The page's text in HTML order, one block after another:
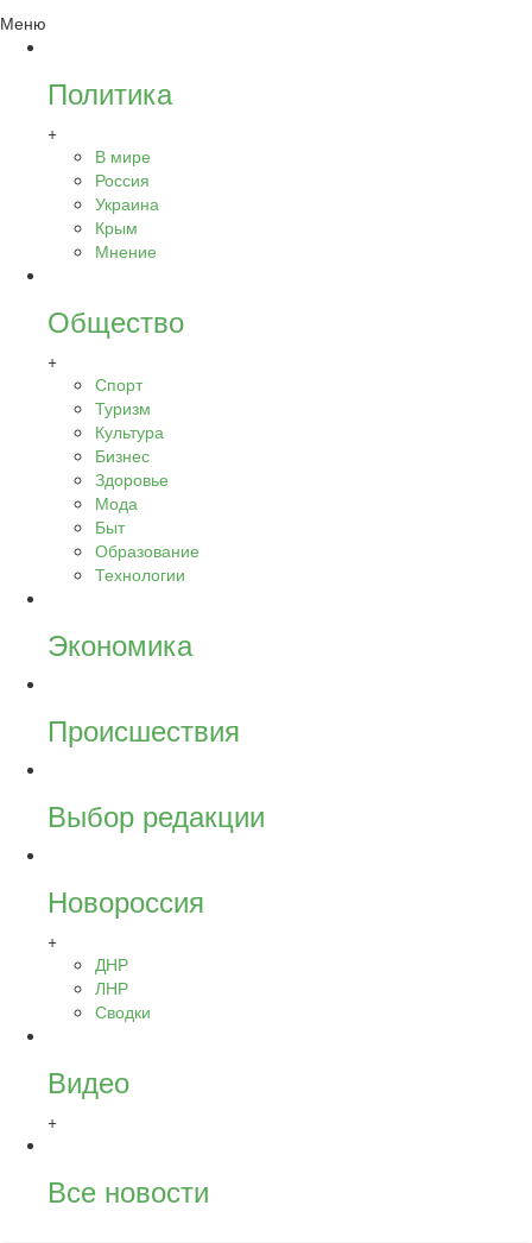
Меню
Политика
+
В мире
Россия
Украина
Крым
Мнение
Общество
+
Спорт
Туризм
Культура
Бизнес
Здоровье
Мода
Быт
Образование
Технологии
Экономика
Происшествия
Выбор редакции
Новороссия
+
ДНР
ЛНР
Сводки
Видео
+
Все новости